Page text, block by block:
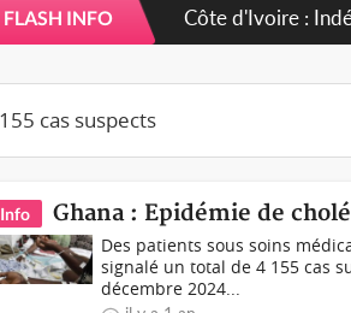
FLASH INFO
Côte d'Ivoire :
Info Ghana : Epidémie de
Des patients sous soins
signalé un total de 4 155 cas
décembre 2024...